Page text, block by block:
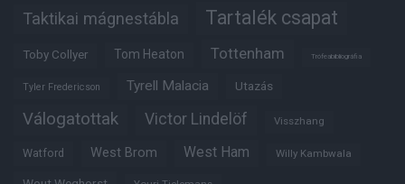
Taktikai mágnestábla Tartalék csapat
Toby Collyer Tom Heaton Tottenham Trófeabibliográfia
Tyler Fredericson Tyrell Malacia Utazás
Válogatottak Victor Lindelöf Visszhang
Watford West Brom West Ham Willy Kambwala